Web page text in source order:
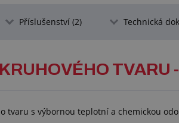
Příslušenství (2) Technická
TVARU
tvaru s výbornou teplotní a chemickou